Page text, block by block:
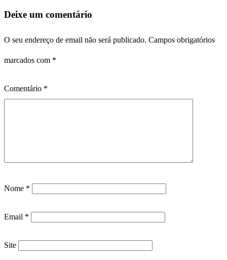
Deixe um comentário
O seu endereço de email não será publicado. Campos obrigatórios
marcados com *
Comentário *
Nome *
Email *
Site